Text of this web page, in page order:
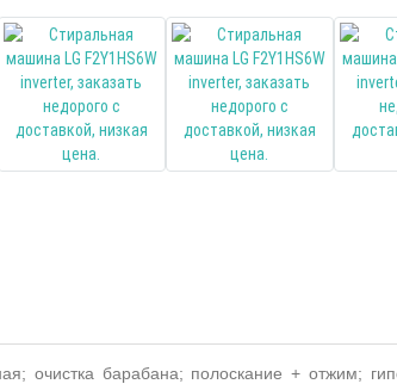
очистка барабана; полоскание + отжим;